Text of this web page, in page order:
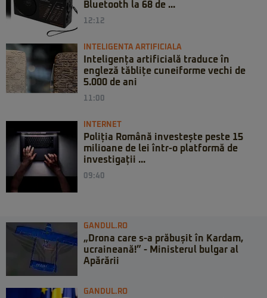
Bluetooth la 68 de ...
12:12
INTELIGENTA ARTIFICIALA
Inteligența artificială traduce în
engleză tăblițe cuneiforme vechi de
5.000 de ani
11:00
INTERNET
Poliția Română investește peste 15
milioane de lei într-o platformă de
investigații ...
09:40
GANDUL.RO
„Drona care s-a prăbușit în Kardam,
ucraineană!” - Ministerul bulgar al
Apărării
GANDUL.RO